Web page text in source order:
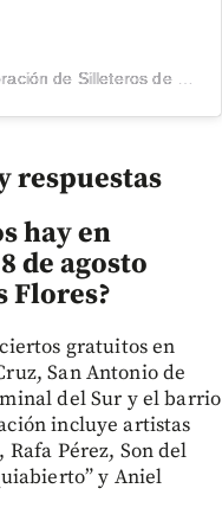
respuestas
hay en
de agosto
Flores?
gratuitos en
San Antonio de
del Sur y el barrio
incluye artistas
Rafa Pérez, Son del
y Aniel